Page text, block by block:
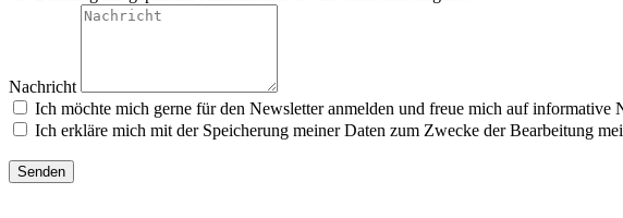
Nachricht
Ich möchte mich gerne für den Newsletter anmelden und freue mich auf informative
Ich erkläre mich mit der Speicherung meiner Daten zum Zwecke der Bearbeitung
Senden